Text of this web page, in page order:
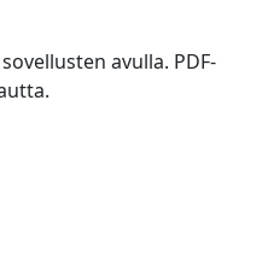
avulla. PDF-